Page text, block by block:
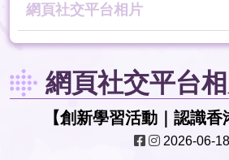
網頁社交平台相片
網頁社交平台
【創新學習活動｜認識香
2026-06-18